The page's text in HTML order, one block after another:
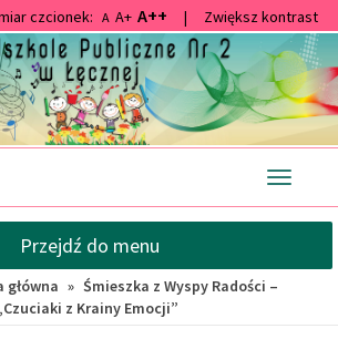
czcionek: A A+ A++ | Zwiększ kontrast
Przełącz
Przejdź do menu
główna » Śmieszka z Wyspy Radości –
z Krainy Emocji”